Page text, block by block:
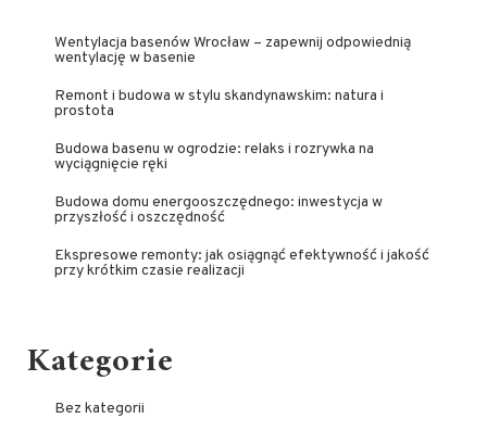
Wentylacja basenów Wrocław – zapewnij odpowiednią
wentylację w basenie
Remont i budowa w stylu skandynawskim: natura i
prostota
Budowa basenu w ogrodzie: relaks i rozrywka na
wyciągnięcie ręki
Budowa domu energooszczędnego: inwestycja w
przyszłość i oszczędność
Ekspresowe remonty: jak osiągnąć efektywność i jakość
przy krótkim czasie realizacji
Kategorie
Bez kategorii